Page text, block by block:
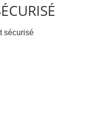
sécurisé